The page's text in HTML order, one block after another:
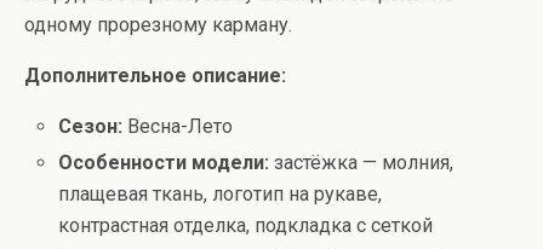
одному прорезному карману.
Дополнительное описание:
Сезон: Весна-Лето
Особенности модели: застёжка — молния,
плащевая ткань, логотип на рукаве,
контрастная отделка, подкладка с сеткой